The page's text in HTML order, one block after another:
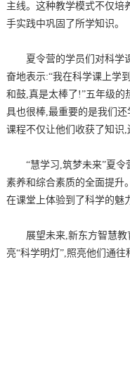
主线。这种教学模式不仅培
手实践中巩固了所学知识。
夏令营的学员们对科学
奋地表示:“我在科学课上学
和鼓,真是太棒了!”五年级的
具也很棒,最重要的是我们
课程不仅让他们收获了知识,
“慧学习,筑梦未来”夏
素养和综合素质的全面提升
在课堂上体验到了科学的魅
展望未来,新东方智慧
亮“科学明灯”,照亮他们通往